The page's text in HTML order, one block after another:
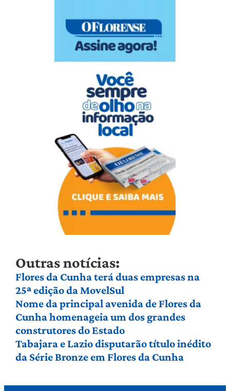
Outras notícias:
Flores da Cunha terá duas empresas na
25ª edição da MovelSul
Nome da principal avenida de Flores da
Cunha homenageia um dos grandes
construtores do Estado
Tabajara e Lazio disputarão título inédito
da Série Bronze em Flores da Cunha